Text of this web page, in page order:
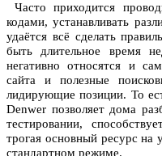
Часто приходится
кодами, устанавливать
удаётся всё сделать
быть длительное время
негативно относятся и
сайта и полезные
лидирующие позиции. То
Denwer позволяет дома
тестировании,
трогая основный ресурс на
стандартном режиме.